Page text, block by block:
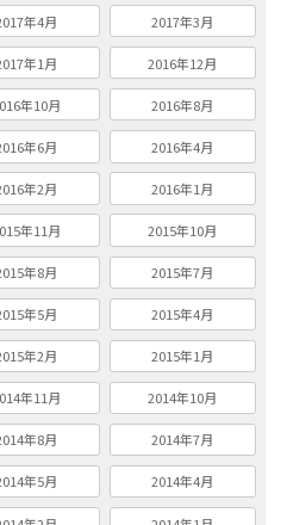
年4月 2017年3月
年1月 2016年12月
年10月 2016年8月
年6月 2016年4月
年2月 2016年1月
年11月 2015年10月
年8月 2015年7月
年5月 2015年4月
年2月 2015年1月
年11月 2014年10月
年8月 2014年7月
年5月 2014年4月